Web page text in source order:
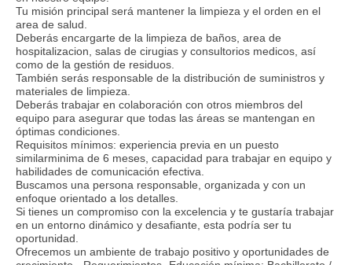
Tu misión principal será mantener la limpieza y el orden en el
area de salud.
Deberás encargarte de la limpieza de baños, area de
hospitalizacion, salas de cirugias y consultorios medicos, así
como de la gestión de residuos.
También serás responsable de la distribución de suministros y
materiales de limpieza.
Deberás trabajar en colaboración con otros miembros del
equipo para asegurar que todas las áreas se mantengan en
óptimas condiciones.
Requisitos mínimos: experiencia previa en un puesto
similarminima de 6 meses, capacidad para trabajar en equipo y
habilidades de comunicación efectiva.
Buscamos una persona responsable, organizada y con un
enfoque orientado a los detalles.
Si tienes un compromiso con la excelencia y te gustaría trabajar
en un entorno dinámico y desafiante, esta podría ser tu
oportunidad.
Ofrecemos un ambiente de trabajo positivo y oportunidades de